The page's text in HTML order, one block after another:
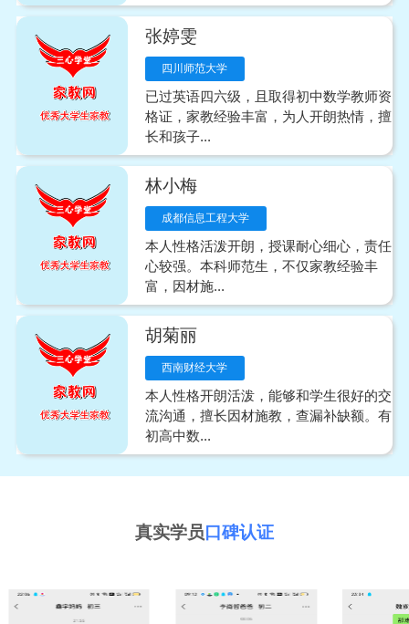
张婷雯
四川师范大学
已过英语四六级，且取得初中数学教师资
格证，家教经验丰富，为人开朗热情，擅
长和孩子...
林小梅
成都信息工程大学
本人性格活泼开朗，授课耐心细心，责任
心较强。本科师范生，不仅家教经验丰
富，因材施...
胡菊丽
西南财经大学
本人性格开朗活泼，能够和学生很好的交
流沟通，擅长因材施教，查漏补缺额。有
初高中数...
真实学员 口碑认证